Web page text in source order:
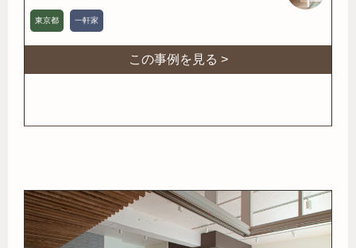
東京都 一軒家
この事例を見る >